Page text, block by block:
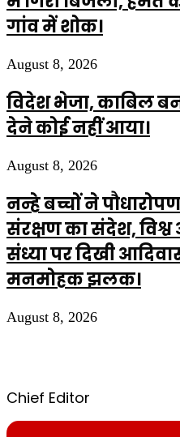
गांव में शोक।
August 8, 2026
विदेश भेजा, काबिल
देने कोई नहीं आया।
August 8, 2026
नन्हे बच्चों ने
संरक्षण का संदेश, विश्व
संध्या पर दिखी
मनमोहक झलक।
August 8, 2026
Chief Editor